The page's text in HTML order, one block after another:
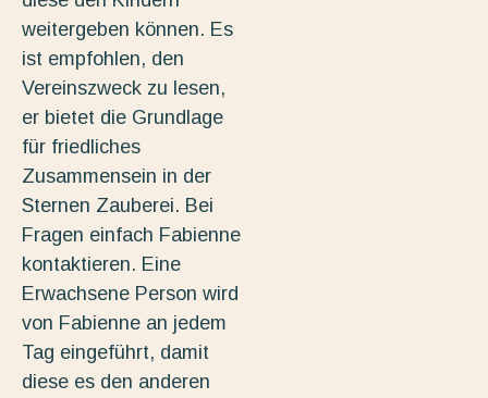
weitergeben können. Es
ist empfohlen, den
Vereinszweck zu lesen,
er bietet die Grundlage
für friedliches
Zusammensein in der
Sternen Zauberei. Bei
Fragen einfach Fabienne
kontaktieren. Eine
Erwachsene Person wird
von Fabienne an jedem
Tag eingeführt, damit
diese es den anderen